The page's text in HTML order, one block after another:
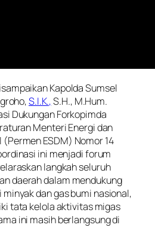
Kapolda Sumsel
S.I.K.,S.H., M.Hum.
Dukungan Forkopimda
Menteri Energi dan
ESDM) Nomor 14
ini menjadi forum
langkah seluruh
daerah dalam mendukung
dan gas bumi nasional,
tata kelola aktivitas migas
ini masih berlangsung di